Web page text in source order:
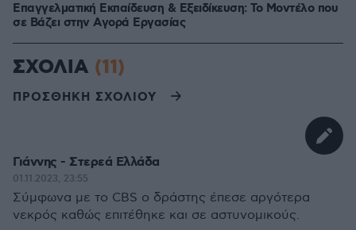
Επαγγελματική Εκπαίδευση & Εξειδίκευση: Το Mοντέλο που
σε Bάζει στην Aγορά Eργασίας
ΣΧΟΛΙΑ (11)
ΠΡΟΣΘΗΚΗ ΣΧΟΛΙΟΥ
Γιάννης - Στερεά Ελλάδα
01.11.2023, 23:55
Σύμφωνα με το CBS o δράστης έπεσε αργότερα
νεκρός καθώς επιτέθηκε και σε αστυνομικούς.